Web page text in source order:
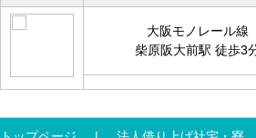
大阪モノレール線
柴原阪大前駅 徒歩3